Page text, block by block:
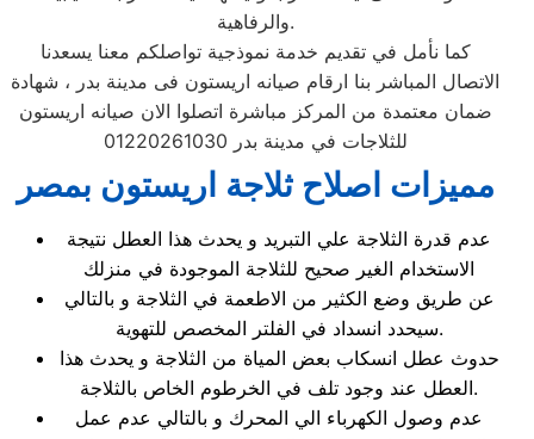
والرفاهية.
كما نأمل في تقديم خدمة نموذجية تواصلكم معنا يسعدنا
الاتصال المباشر بنا ارقام صيانه اريستون فى مدينة بدر ، شهادة
ضمان معتمدة من المركز مباشرة اتصلوا الان صيانه اريستون
للثلاجات في مدينة بدر 01220261030
مميزات اصلاح ثلاجة اريستون بمصر
عدم قدرة الثلاجة علي التبريد و يحدث هذا العطل نتيجة
الاستخدام الغير صحيح للثلاجة الموجودة في منزلك
عن طريق وضع الكثير من الاطعمة في الثلاجة و بالتالي
سيحدد انسداد في الفلتر المخصص للتهوية.
حدوث عطل انسكاب بعض المياة من الثلاجة و يحدث هذا
العطل عند وجود تلف في الخرطوم الخاص بالثلاجة.
عدم وصول الكهرباء الي المحرك و بالتالي عدم عمل